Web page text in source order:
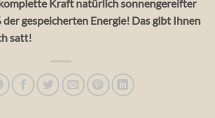
Kraft natürlich sonnengereifter
gespeicherten Energie! Das gibt Ihnen
satt!